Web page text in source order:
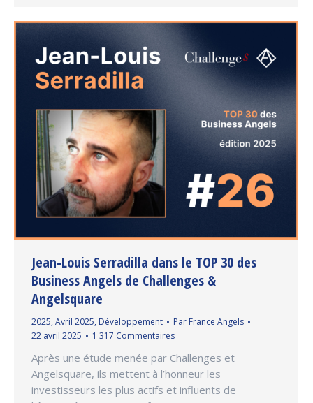
Jean-Louis Serradilla dans le TOP 30 des
Business Angels de Challenges &
Angelsquare
2025, Avril 2025, Développement Par France Angels
22 avril 2025
1 317 Commentaires
Après une étude menée par Challenges et
Angelsquare, ils mettent à l’honneur les
investisseurs les plus actifs et influents de